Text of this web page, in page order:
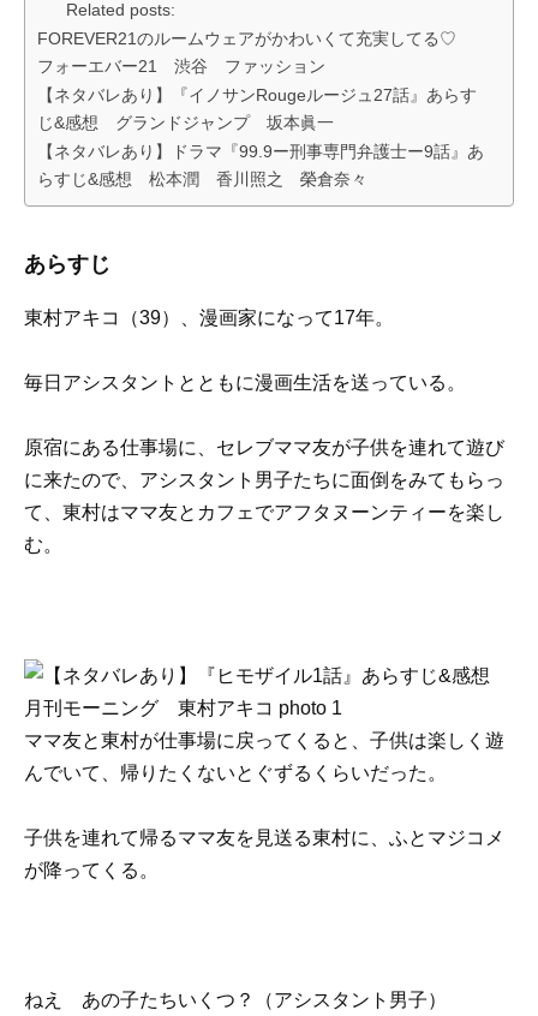
Related posts:
FOREVER21のルームウェアがかわいくて充実してる♡
フォーエバー21 渋谷 ファッション
【ネタバレあり】『イノサンRougeルージュ27話』あらす
じ&感想 グランドジャンプ 坂本眞一
【ネタバレあり】ドラマ『99.9ー刑事専門弁護士ー9話』あ
らすじ&感想 松本潤 香川照之 榮倉奈々
あらすじ
東村アキコ（39）、漫画家になって17年。
毎日アシスタントとともに漫画生活を送っている。
原宿にある仕事場に、セレブママ友が子供を連れて遊び
に来たので、アシスタント男子たちに面倒をみてもらっ
て、東村はママ友とカフェでアフタヌーンティーを楽し
む。
ママ友と東村が仕事場に戻ってくると、子供は楽しく遊
んでいて、帰りたくないとぐずるくらいだった。
子供を連れて帰るママ友を見送る東村に、ふとマジコメ
が降ってくる。
ねえ あの子たちいくつ？（アシスタント男子）